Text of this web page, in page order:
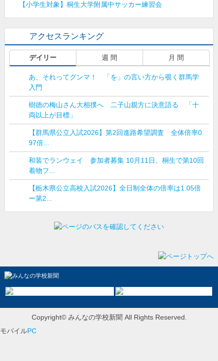
【小学生対象】桐生大学附属中サッカー練習会
アクセスランキング
デイリー 週 間 月 間
あ、それってグンマ！ 「を」の言い方から覗く群馬学
入門
樹徳の梅山さん大相撲へ 二子山親方に決意語る 「十
両以上が目標」
【群馬県公立入試2026】第2回進路希望調査 全体倍率0.
97倍...
和装でランウェイ 参加者募集 10月11日、桐生で第10回
着物フ...
【栃木県公立高校入試2026】全日制全体の倍率は1.05倍
ー第2...
Copyright© みんなの学校新聞 All Rights Reserved.
モバイルPC